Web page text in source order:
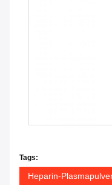
Tags:
Heparin-